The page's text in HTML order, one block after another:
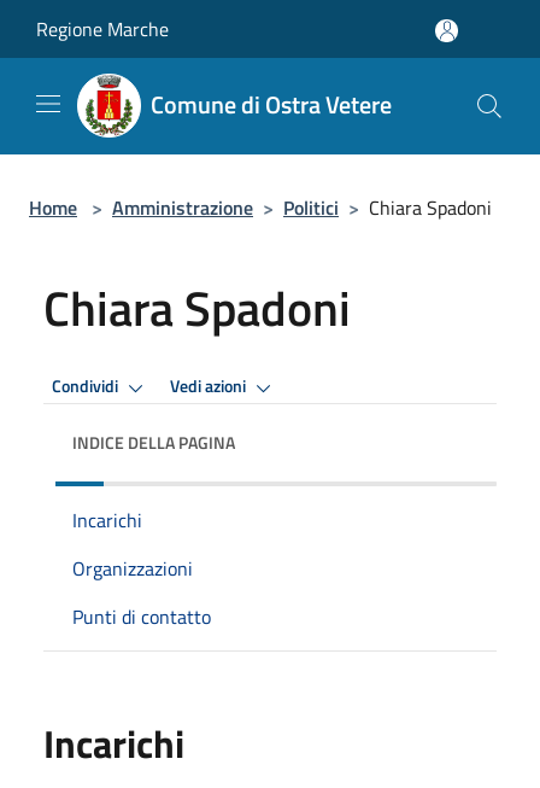
Regione Marche
Comune di Ostra Vetere
Home > Amministrazione > Politici > Chiara Spadoni
Chiara Spadoni
Condividi Vedi azioni
INDICE DELLA PAGINA
Incarichi
Organizzazioni
Punti di contatto
Incarichi